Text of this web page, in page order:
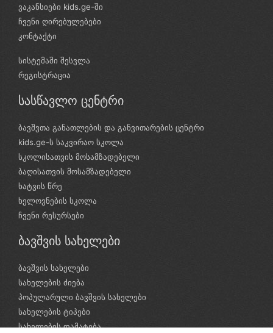
ვაკანსიები kids.ge-ში
ჩვენი ღირებულებები
კონტაქტი
სისტემაში შესვლა
რეგისტრაცია
სასწავლო ცენტრი
ბავშვთა განათლების და განვითარების ცენტრი
kids.ge-ს საკვირაო სკოლა
სკოლისათვის მოსამზადებელი
ბაღისათვის მოსამზადებელი
ხატვის წრე
ხელოვნების სკოლა
ჩვენი რესურსები
ბავშვის სახელები
ბავშვის სახელები
სახელების ძიება
პოპულარული ბავშვის სახელები
სახელების ტიპები
სახელების დამატება